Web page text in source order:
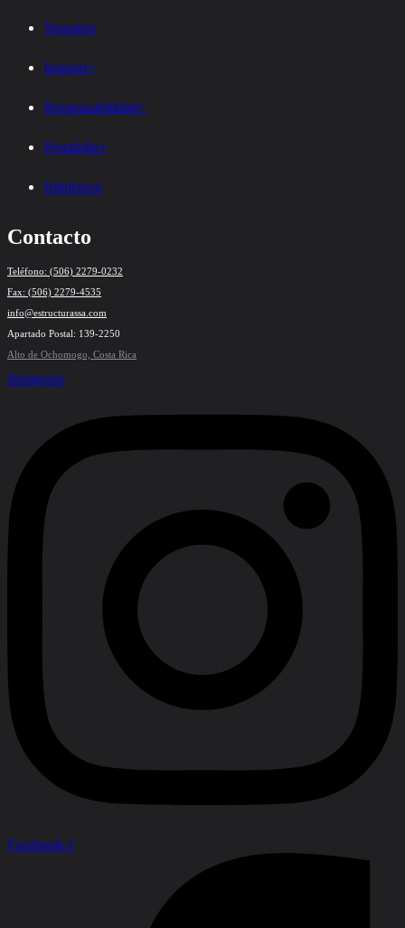
Nosotros
Ingenio+
Responsabilidad+
Portafolio+
Hablemos
Contacto
Teléfono: (506) 2279-0232
Fax: (506) 2279-4535
info@estructurassa.com
Apartado Postal: 139-2250
Alto de Ochomogo, Costa Rica
Instagram
Facebook-f